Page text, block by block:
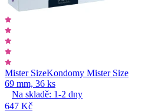
Mister SizeKondomy Mister Size
69 mm, 36 ks
Na skladě: 1-2 dny
647 Kč